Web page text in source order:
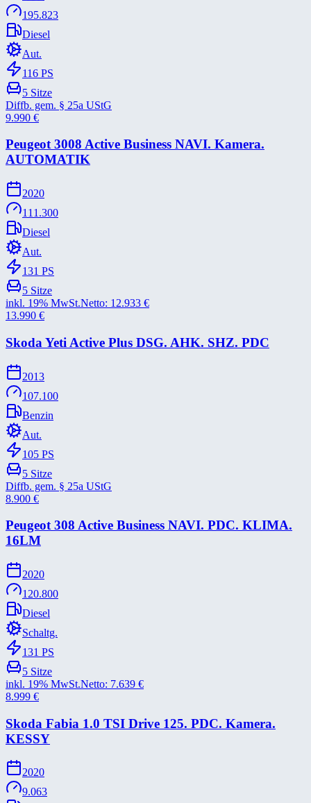
195.823
Diesel
Aut.
116 PS
5 Sitze
Diffb. gem. § 25a UStG
9.990 €
Peugeot 3008 Active Business NAVI. Kamera.
AUTOMATIK
2020
111.300
Diesel
Aut.
131 PS
5 Sitze
inkl. 19% MwSt.Netto: 12.933 €
13.990 €
Skoda Yeti Active Plus DSG. AHK. SHZ. PDC
2013
107.100
Benzin
Aut.
105 PS
5 Sitze
Diffb. gem. § 25a UStG
8.900 €
Peugeot 308 Active Business NAVI. PDC. KLIMA.
16LM
2020
120.800
Diesel
Schaltg.
131 PS
5 Sitze
inkl. 19% MwSt.Netto: 7.639 €
8.999 €
Skoda Fabia 1.0 TSI Drive 125. PDC. Kamera.
KESSY
2020
9.063